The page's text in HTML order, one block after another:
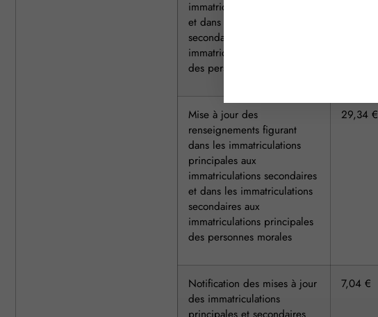
immatriculations secondaires
et dans les immatriculations
secondaires aux
immatriculations principales
des personnes physiques
Mise à jour des
renseignements figurant
dans les immatriculations
principales aux
immatriculations secondaires
et dans les immatriculations
secondaires aux
immatriculations principales
des personnes morales
29,34 €
Notification des mises à jour
des immatriculations
7,04 €